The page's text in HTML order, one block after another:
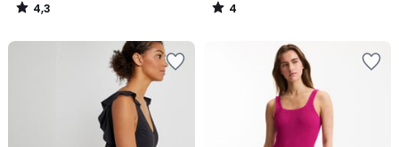
4,3
/
4
/